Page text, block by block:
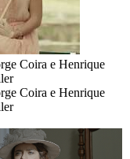
Coira e Henrique
Coira e Henrique